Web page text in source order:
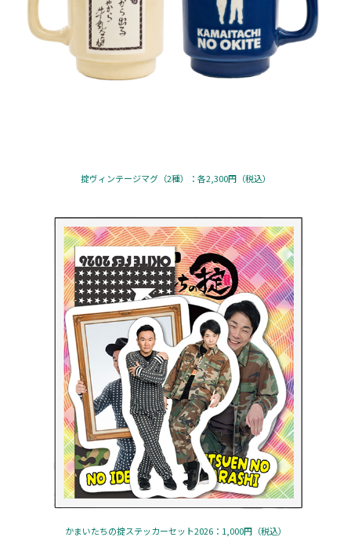
掟ヴィンテージマグ（2種）：各2,300円（税込）
かまいたちの掟ステッカーセット2026：1,000円（税込）